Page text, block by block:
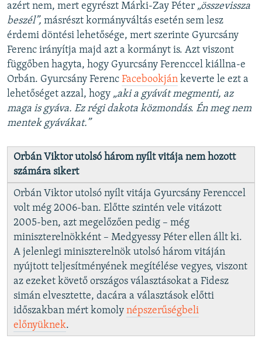
azért nem, mert egyrészt Márki-Zay Péter „összevissza
beszél”, másrészt kormányváltás esetén sem lesz
érdemi döntési lehetősége, mert szerinte Gyurcsány
Ferenc irányítja majd azt a kormányt is. Azt viszont
függőben hagyta, hogy Gyurcsány Ferenccel kiállna-e
Orbán. Gyurcsány Ferenc Facebookján keverte le ezt a
lehetőséget azzal, hogy „aki a gyávát megmenti, az
maga is gyáva. Ez régi dakota közmondás. Én meg nem
mentek gyávákat.”
Orbán Viktor utolsó három nyílt vitája nem hozott
számára sikert
Orbán Viktor utolsó nyílt vitája Gyurcsány Ferenccel
volt még 2006-ban. Előtte szintén vele vitázott
2005-ben, azt megelőzően pedig – még
miniszterelnökként – Medgyessy Péter ellen állt ki.
A jelenlegi miniszterelnök utolsó három vitáján
nyújtott teljesítményének megítélése vegyes, viszont
az ezeket követő országos választásokat a Fidesz
simán elvesztette, dacára a választások előtti
időszakban mért komoly népszerűségbeli
előnyüknek.